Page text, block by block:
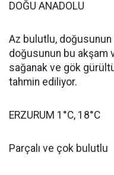
DOĞU ANADOLU
Az bulutlu,
doğusunun bu akşam
sağanak ve gök
tahmin ediliyor.
ERZURUM 1°C, 18°C
Parçalı ve çok bulutlu